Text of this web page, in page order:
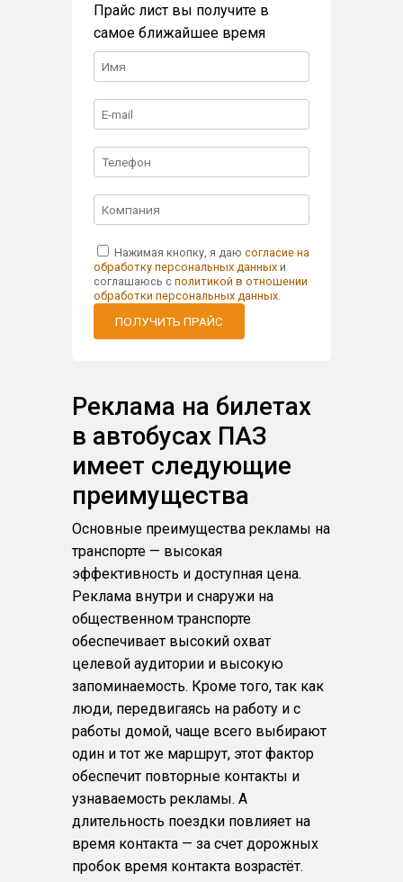
Прайс лист вы получите в
самое ближайшее время
Нажимая кнопку, я даю согласие на
обработку персональных данныхи
соглашаюсь с политикой в отношении
обработки персональных данных.
ПОЛУЧИТЬ ПРАЙС
Реклама на билетах
в автобусах ПАЗ
имеет следующие
преимущества
Основные преимущества рекламы на
транспорте — высокая
эффективность и доступная цена.
Реклама внутри и снаружи на
общественном транспорте
обеспечивает высокий охват
целевой аудитории и высокую
запоминаемость. Кроме того, так как
люди, передвигаясь на работу и с
работы домой, чаще всего выбирают
один и тот же маршрут, этот фактор
обеспечит повторные контакты и
узнаваемость рекламы. А
длительность поездки повлияет на
время контакта — за счет дорожных
пробок время контакта возрастёт.